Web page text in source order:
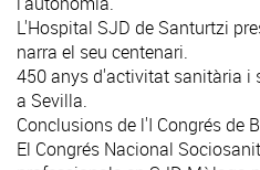
L'Hospital SJD de Santurtzi
narra el seu centenari.
450 anys d'activitat sanitària i
a Sevilla.
Conclusions de l'I Congrés de
El Congrés Nacional